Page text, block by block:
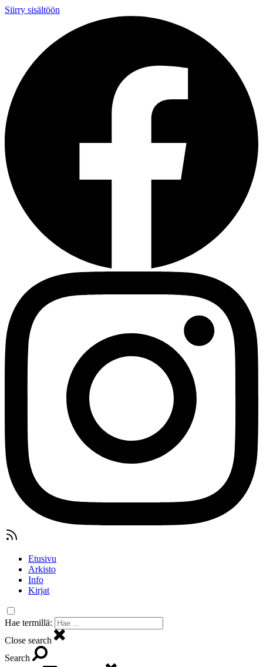
Siirry sisältöön
Etusivu
Arkisto
Info
Kirjat
Hae termillä:
Close search
Search